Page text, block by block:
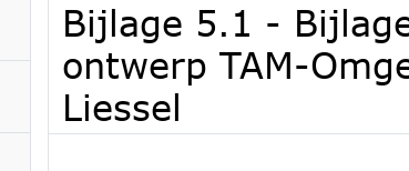
Bijlage 5.1 -
ontwerp TAM-
Liessel